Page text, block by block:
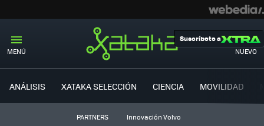
MENÚ NUEVO
Suscríbete a
ANÁLISIS XATAKA SELECCIÓN CIENCIA MOVILIDAD
PARTNERS Innovación Volvo